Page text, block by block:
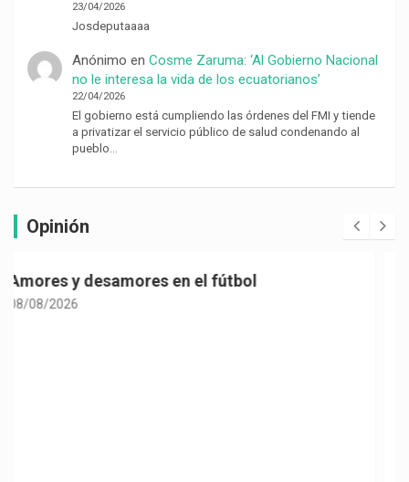
23/04/2026
Josdeputaaaa
Anónimo en Cosme Zaruma: ‘Al Gobierno Nacional
no le interesa la vida de los ecuatorianos’
22/04/2026
El gobierno está cumpliendo las órdenes del FMI y tiende
a privatizar el servicio público de salud condenando al
pueblo…
Opinión